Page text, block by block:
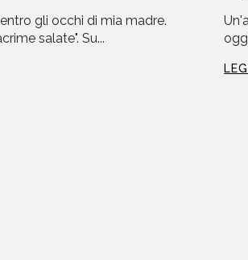
gli occhi di mia madre.
salate". Su...